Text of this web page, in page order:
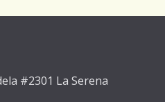
#2301 La Serena